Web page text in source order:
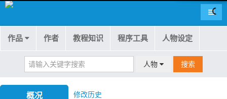
导航
作品 作者 教程知识 程序工具 人物设定
人物 搜索
概况 修改历史